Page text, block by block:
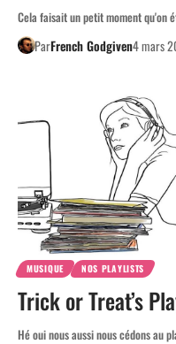
Cela faisait un petit moment qu'on
ParFrench Godgiven4 mars
MUSIQUE NOS PLAYLISTS
Trick or Treat’s
Hé oui nous aussi nous cédons au